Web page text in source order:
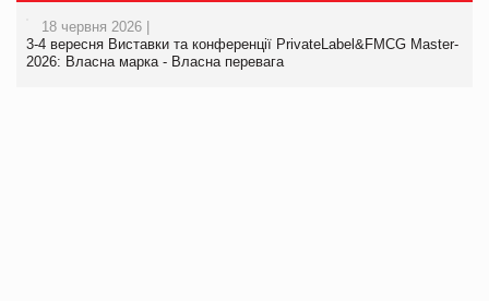
18 червня 2026 |
3-4 вересня Виставки та конференції PrivateLabel&FMCG Master-
2026: Власна марка - Власна перевага